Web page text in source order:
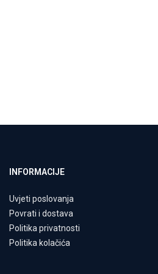
INFORMACIJE
Uvjeti poslovanja
Povrati i dostava
Politika privatnosti
Politika kolačića